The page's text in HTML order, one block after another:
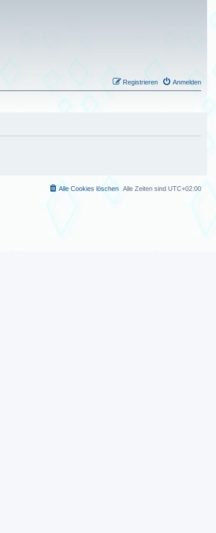
Anmelden
Registrieren
Alle Zeiten sind UTC+02:00
Alle Cookies löschen